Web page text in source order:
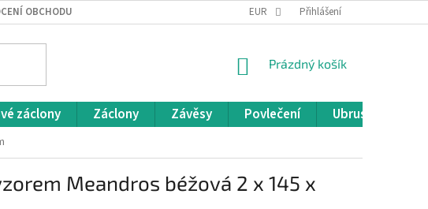
OBCHODU OBCHODNÍ PODMÍNKY
EUR Přihlášení
NÁKUPNÍ
Prázdný košík
záclony Záclony Závěsy Povlečení Ubrusy
Meandros béžová 2 x 145 x